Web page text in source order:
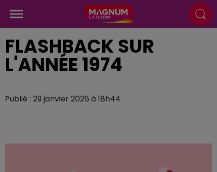
FLASHBACK SUR
L'ANNÉE 1974
Publié : 29 janvier 2026 à 18h44